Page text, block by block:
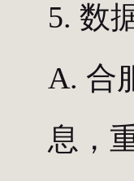
5. 数
A. 合
息，